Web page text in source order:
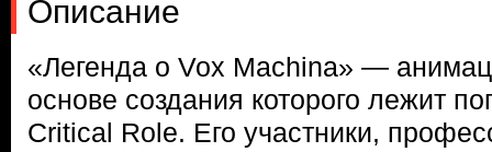
Описание
«Легенда о Vox Machina» —
основе создания которого лежит
Critical Role. Его участники,